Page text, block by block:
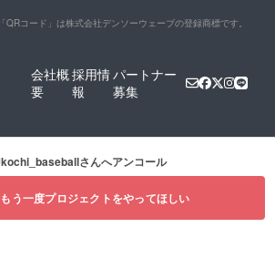
「QRコード」は株式会社デンソーウェーブの登録商標です。
会社概
要
採用情
報
パートナー
募集
kochi_baseballさんへアンコール
もう一度プロジェクトをやってほしい